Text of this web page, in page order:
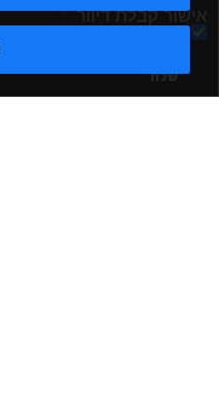
אישור קבלת דיוור
שלח